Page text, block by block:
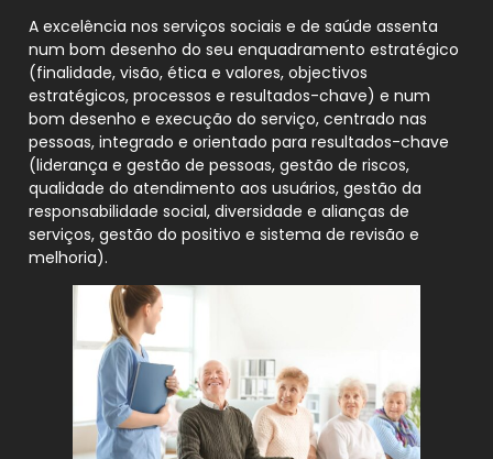
A excelência nos serviços sociais e de saúde assenta
num bom desenho do seu enquadramento estratégico
(finalidade, visão, ética e valores, objectivos
estratégicos, processos e resultados-chave) e num
bom desenho e execução do serviço, centrado nas
pessoas, integrado e orientado para resultados-chave
(liderança e gestão de pessoas, gestão de riscos,
qualidade do atendimento aos usuários, gestão da
responsabilidade social, diversidade e alianças de
serviços, gestão do positivo e sistema de revisão e
melhoria).